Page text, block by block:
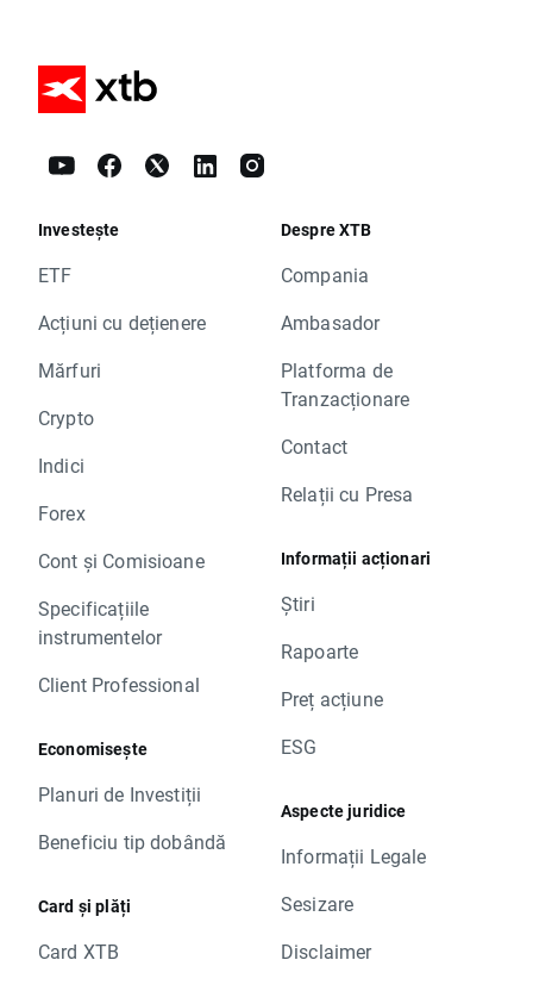
Investește
ETF
Acțiuni cu dețienere
Mărfuri
Crypto
Indici
Forex
Cont și Comisioane
Specificațiile
instrumentelor
Client Professional
Economisește
Planuri de Investiții
Beneficiu tip dobândă
Card și plăți
Card XTB
Despre XTB
Compania
Ambasador
Platforma de
Tranzacționare
Contact
Relații cu Presa
Informații acționari
Știri
Rapoarte
Preț acțiune
ESG
Aspecte juridice
Informații Legale
Sesizare
Disclaimer